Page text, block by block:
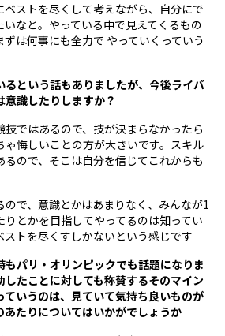
ベストを尽くして考えながら、自分にで
なと。やっている中で見えてくるもの
は何事にも全力で やっていくっていう
るという話もありましたが、今後ライバ
識したりしますか？
ではあるので、技が決まらなかったら
ゃ悔しいことの方が大きいです。スキル
ので、そこは自分を信じてこれからも
で、意識とかはあまりなく、みんなが1
とかを目指してやってるのは知ってい
ストを尽くすしかないという感じです
もパリ・オリンピックでも話題になりま
したことに対しても称賛するそのマイン
ていうのは、見ていて気持ち良いものが
たりについてはいかがでしょうか